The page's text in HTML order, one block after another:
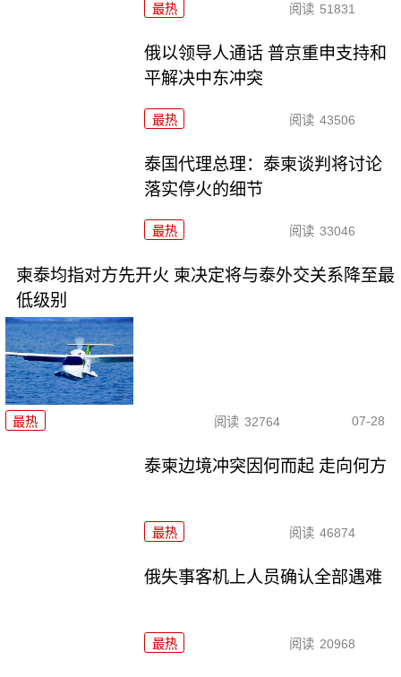
最热 阅读 51831
俄以领导人通话 普京重申支持和
平解决中东冲突
最热 阅读 43506
泰国代理总理：泰柬谈判将讨论
落实停火的细节
最热 阅读 33046
柬泰均指对方先开火 柬决定将与泰外交关系降至最
低级别
最热 阅读 32764 07-28
泰柬边境冲突因何而起 走向何方
最热 阅读 46874
俄失事客机上人员确认全部遇难
最热 阅读 20968